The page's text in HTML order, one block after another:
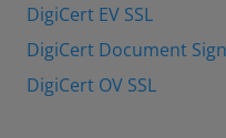
DigiCert EV SSL
DigiCert Document
DigiCert OV SSL